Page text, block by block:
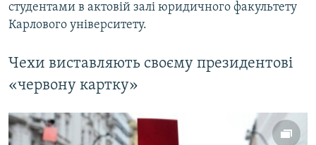
студентами в актовій залі юридичного факультету
Карлового університету.
Чехи виставляють своєму президентові
«червону картку»